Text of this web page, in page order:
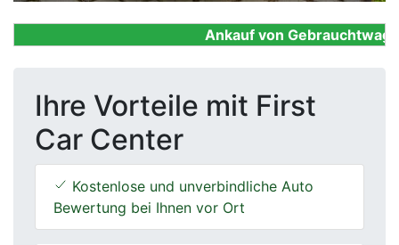
Ankauf von
Ihre Vorteile mit First
Car Center
Kostenlose und unverbindliche Auto
Bewertung bei Ihnen vor Ort